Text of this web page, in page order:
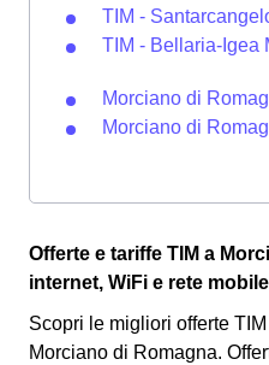
TIM -
TIM - Bellaria-Igea
Morciano di
Morciano di
Offerte e tariffe TIM a
internet, WiFi e rete mobile
Scopri le migliori offerte
Morciano di Romagna.